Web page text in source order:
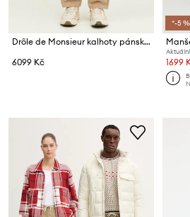
Drôle de Monsieur kalhoty pánské manšestrové Le Pantalon Golfeur Corduroy
6099 Kč
*-5
1699